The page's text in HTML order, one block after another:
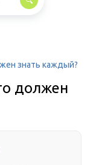
знать каждый?
должен